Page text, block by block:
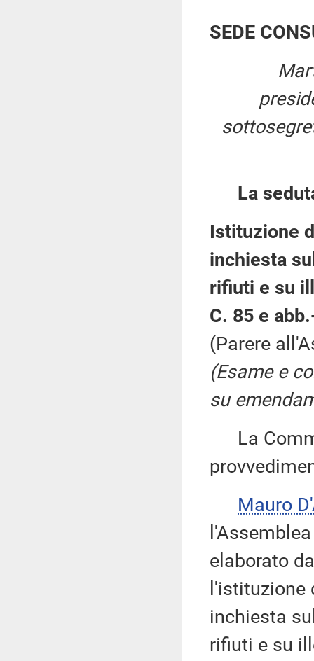
SEDE
La
Istituzione
inchiesta
rifiuti e su
C. 85 e
(Parere
(Esame e
su
La
Mauro
elaborato
l'istituzione
inchiesta
rifiuti e su